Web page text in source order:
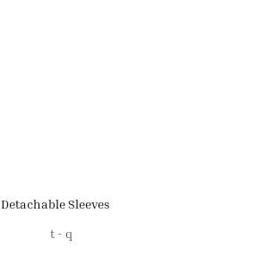
Detachable Sleeves